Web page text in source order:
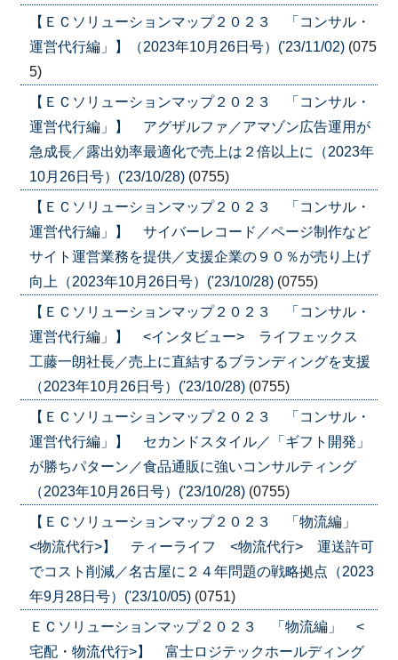
【ＥＣソリューションマップ２０２３ 「コンサル・
運営代行編」】（2023年10月26日号）('23/11/02) (075
5)
【ＥＣソリューションマップ２０２３ 「コンサル・
運営代行編」】 アグザルファ／アマゾン広告運用が
急成長／露出効率最適化で売上は２倍以上に（2023年
10月26日号）('23/10/28) (0755)
【ＥＣソリューションマップ２０２３ 「コンサル・
運営代行編」】 サイバーレコード／ページ制作など
サイト運営業務を提供／支援企業の９０％が売り上げ
向上（2023年10月26日号）('23/10/28) (0755)
【ＥＣソリューションマップ２０２３ 「コンサル・
運営代行編」】 <インタビュー> ライフェックス
工藤一朗社長／売上に直結するブランディングを支援
（2023年10月26日号）('23/10/28) (0755)
【ＥＣソリューションマップ２０２３ 「コンサル・
運営代行編」】 セカンドスタイル／「ギフト開発」
が勝ちパターン／食品通販に強いコンサルティング
（2023年10月26日号）('23/10/28) (0755)
【ＥＣソリューションマップ２０２３ 「物流編」
<物流代行>】 ティーライフ <物流代行> 運送許可
でコスト削減／名古屋に２４年問題の戦略拠点（2023
年9月28日号）('23/10/05) (0751)
ＥＣソリューションマップ２０２３ 「物流編」 <
宅配・物流代行>】 富士ロジテックホールディング